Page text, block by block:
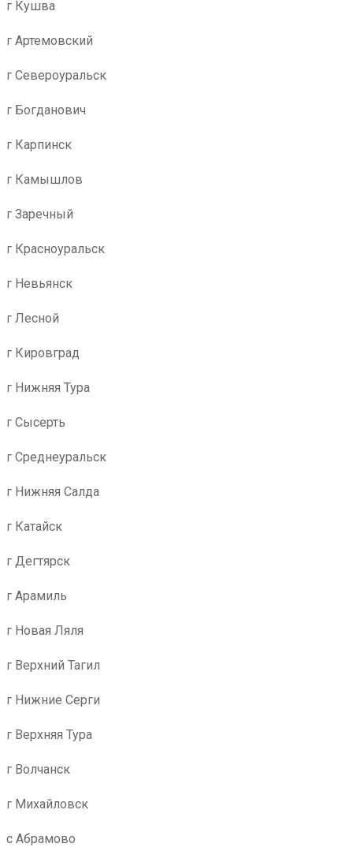
г Кушва
г Артемовский
г Североуральск
г Богданович
г Карпинск
г Камышлов
г Заречный
г Красноуральск
г Невьянск
г Лесной
г Кировград
г Нижняя Тура
г Сысерть
г Среднеуральск
г Нижняя Салда
г Катайск
г Дегтярск
г Арамиль
г Новая Ляля
г Верхний Тагил
г Нижние Серги
г Верхняя Тура
г Волчанск
г Михайловск
с Абрамово